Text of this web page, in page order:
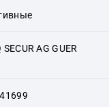
SECUR AG GUER